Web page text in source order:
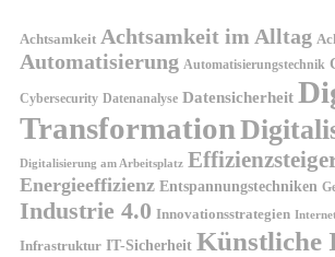
Achtsamkeit Achtsamkeit im Alltag
Automatisierung Automatisierungstechnik
Cybersecurity Datenanalyse Datensicherheit
Transformation
Digitalisierung am Arbeitsplatz
Energieeffizienz Entspannungstechniken
Industrie 4.0 Innovationsstrategien
Infrastruktur IT-Sicherheit Künstliche